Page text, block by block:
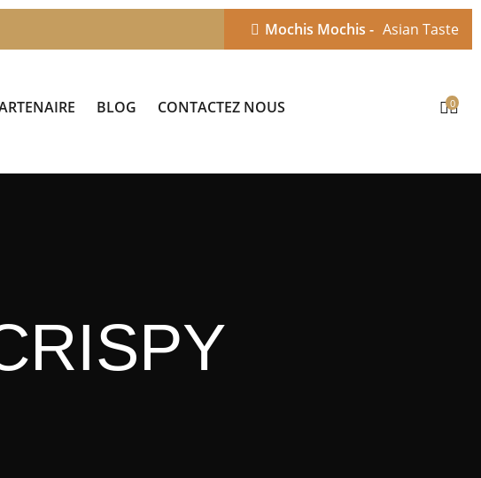
Mochis Mochis - Asian Taste
BLOG CONTACTEZ NOUS 0